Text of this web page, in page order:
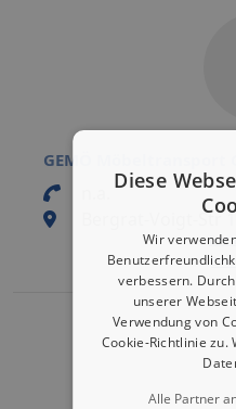
GEMÖ Möbeltransport
Bergrat-Voigt-Str
Diese
Wir
verbessern.
unserer
Verwendung von
Cookie-Richtlinie zu.
Alle Partner